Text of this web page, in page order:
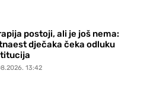
postoji, ali je još nema:
dječaka čeka odluku
13:42